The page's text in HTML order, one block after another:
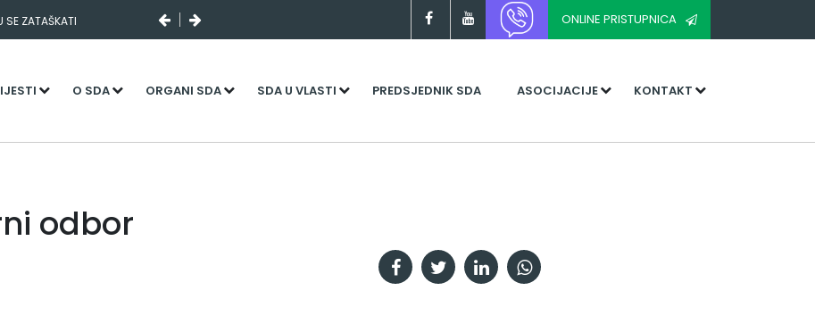
SE ZATAŠKATI ONLINE PRISTUPNICA
O SDA ORGANI SDA SDA U VLASTI PREDSJEDNIK SDA ASOCIJACIJE KONTAKT
odbor